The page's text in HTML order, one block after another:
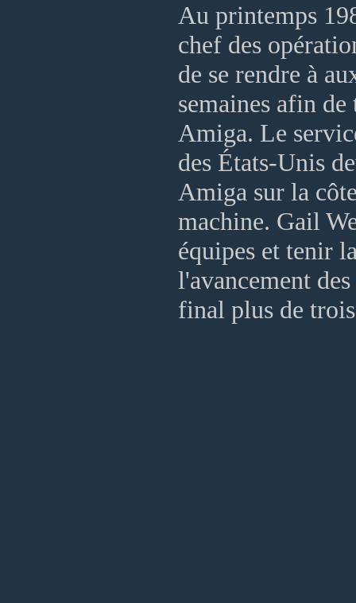
Au printemps
chef des
de se rendre à
semaines afin
Amiga. Le
des États-Unis
Amiga sur la
machine. Gail
équipes et tenir
l'avancement
final plus de